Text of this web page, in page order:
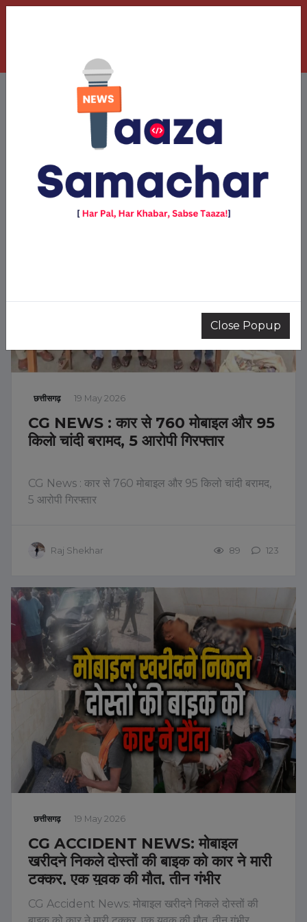
छत्तीसगढ़ 19 May 2026
CG NEWS : कार से 760 मोबाइल और 95
किलो चांदी बरामद, 5 आरोपी गिरफ्तार
CG News : कार से 760 मोबाइल और 95 किलो चांदी बरामद,
5 आरोपी गिरफ्तार
Raj Shekhar 89 123
छत्तीसगढ़ 19 May 2026
CG ACCIDENT NEWS: मोबाइल
खरीदने निकले दोस्तों की बाइक को कार ने मारी
टक्कर, एक युवक की मौत, तीन गंभीर
CG Accident News: मोबाइल खरीदने निकले दोस्तों की
Close Popup